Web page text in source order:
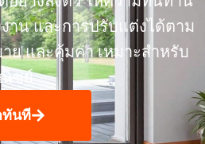
าน และการปรับแต่งได้ตาม
าย และคุ้มค่า เหมาะสำหรับ
ณิชย์
ทันที